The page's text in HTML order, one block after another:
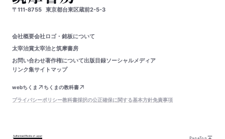
〒111-8755 東京都台東区蔵前2-5-3
会社概要会社ロゴ・銘板について
太宰治賞太宰治と筑摩書房
お問い合わせ著作権について出版目録ソーシャルメディア
リンク集サイトマップ
webちくま
ちくまの教科書
プライバシーポリシー教科書採択の公正確保に関する基本方針免責事項